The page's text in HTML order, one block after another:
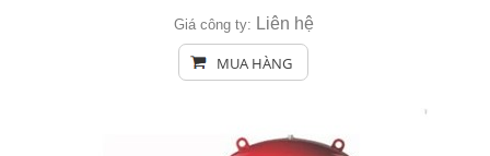
Giá công ty: Liên hệ
MUA HÀNG